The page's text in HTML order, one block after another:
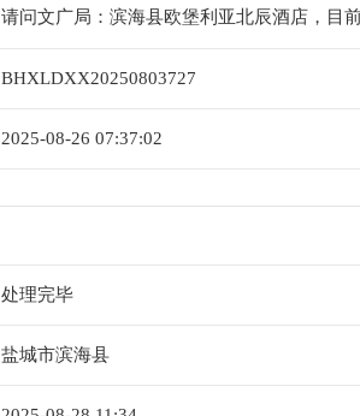
请问文广局：滨海县欧堡利亚北辰酒店，目
BHXLDXX20250803727
2025-08-26 07:37:02
处理完毕
盐城市滨海县